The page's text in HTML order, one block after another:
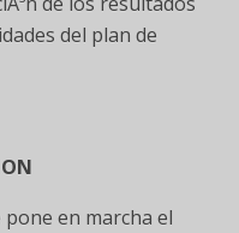
del plan de
pone en marcha el